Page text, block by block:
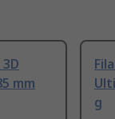
mm
g